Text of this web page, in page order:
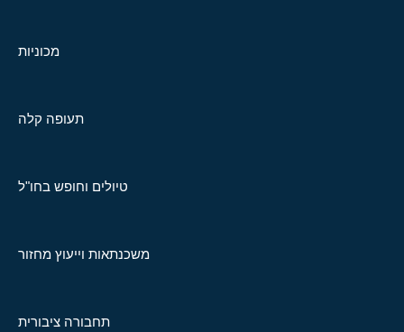
מכוניות
תעופה קלה
טיולים וחופש בחו"ל
משכנתאות וייעוץ מחזור
תחבורה ציבורית